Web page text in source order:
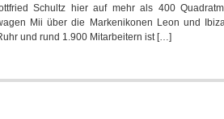
feierte
Schultz hier auf mehr als 400
Mii über die Markenikonen Leon und
und rund 1.900 Mitarbeitern ist […]